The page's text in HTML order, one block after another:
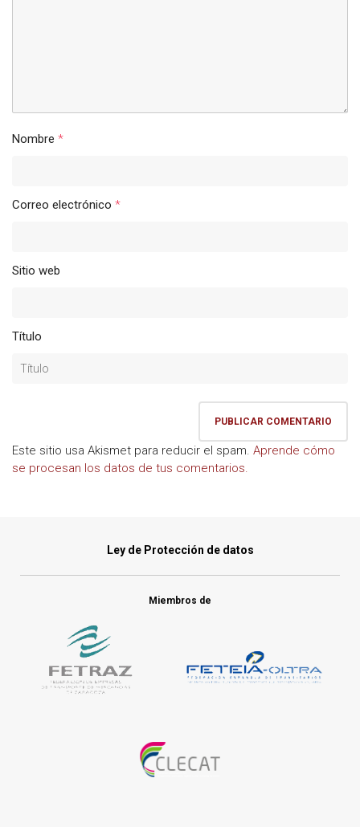
Nombre *
Correo electrónico *
Sitio web
Título
Este sitio usa Akismet para reducir el spam. Aprende cómo
se procesan los datos de tus comentarios.
Ley de Protección de datos
Miembros de